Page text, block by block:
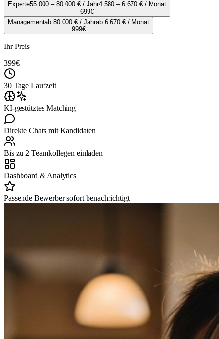
Experte55.000 – 80.000 € / Jahr4.580 – 6.670 € / Monat
699€
Managementab 80.000 € / Jahrab 6.670 € / Monat
999€
Ihr Preis
399€
30 Tage Laufzeit
KI-gestütztes Matching
Direkte Chats mit Kandidaten
Bis zu 2 Teamkollegen einladen
Dashboard & Analytics
Passende Bewerber sofort benachrichtigt